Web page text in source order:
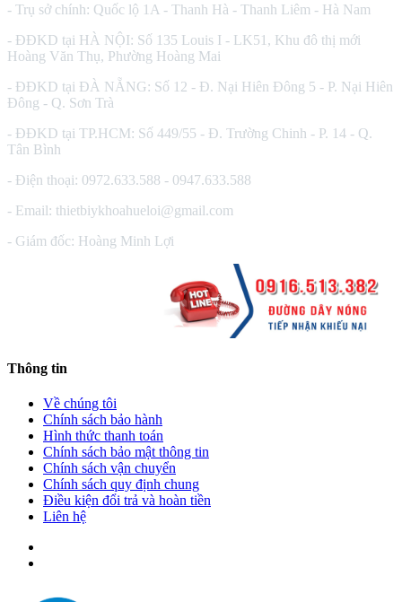
- Trụ sở chính: Quốc lộ 1A - Thanh Hà - Thanh Liêm - Hà Nam
- ĐĐKD tại HÀ NỘI: Số 135 Louis I - LK51, Khu đô thị mới
Hoàng Văn Thụ, Phường Hoàng Mai
- ĐĐKD tại ĐÀ NẴNG: Số 12 - Đ. Nại Hiên Đông 5 - P. Nại Hiên
Đông - Q. Sơn Trà
- ĐĐKD tại TP.HCM: Số 449/55 - Đ. Trường Chinh - P. 14 - Q.
Tân Bình
- Điện thoại: 0972.633.588 - 0947.633.588
- Email: thietbiykhoahueloi@gmail.com
- Giám đốc: Hoàng Minh Lợi
Thông tin
Về chúng tôi
Chính sách bảo hành
Hình thức thanh toán
Chính sách bảo mật thông tin
Chính sách vận chuyển
Chính sách quy định chung
Điều kiện đổi trả và hoàn tiền
Liên hệ